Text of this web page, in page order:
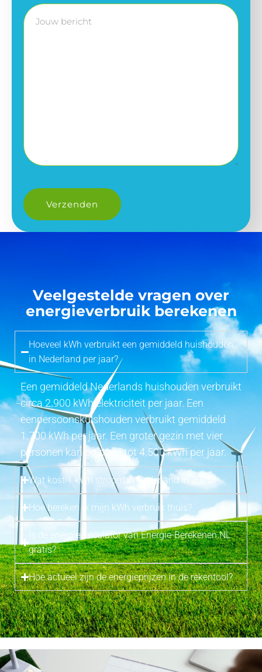
Veelgestelde vragen over
energieverbruik berekenen
Hoeveel kWh verbruikt een gemiddeld huishouden
in Nederland per jaar?
Een gemiddeld Nederlands huishouden verbruikt
circa 2.900 kWh elektriciteit per jaar. Een
eenpersoonskuishouden verbruikt gemiddeld
1.700 kWh per jaar. Een groter gezin met vier
personen kan oplopen tot 4.500 kWh per jaar.
Wat kost 1 kWh stroom in Nederland in 2025?
Hoe bereken ik mijn kWh verbruik thuis?
Is de energiecalculator van Energie-Berekenen.NL
gratis?
Hoe actueel zijn de energieprijzen in de rekentool?